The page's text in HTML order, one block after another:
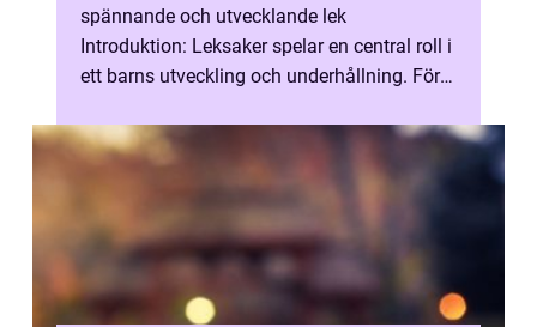
spännande och utvecklande lek
Introduktion: Leksaker spelar en central roll i
ett barns utveckling och underhållning. För